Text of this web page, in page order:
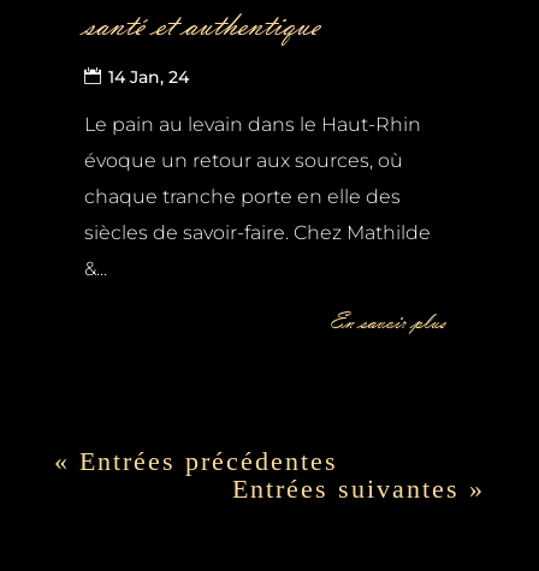
santé et authentique
14 Jan, 24
Le pain au levain dans le Haut-Rhin
évoque un retour aux sources, où
chaque tranche porte en elle des
siècles de savoir-faire. Chez Mathilde
&...
En savoir plus
« Entrées précédentes
Entrées suivantes »